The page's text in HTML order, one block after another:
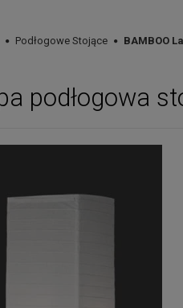
Podłogowe Stojące BAMBOO
podłogowa